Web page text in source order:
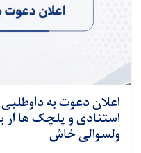
اعلان دعوت به
استنادی و پلچک ها از
ولسوالی خاش